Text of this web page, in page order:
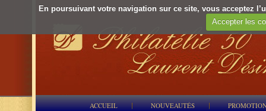
En poursuivant votre navigation sur ce site, vous acceptez
Accepter les
ACCUEIL NOUVEAUTÉS